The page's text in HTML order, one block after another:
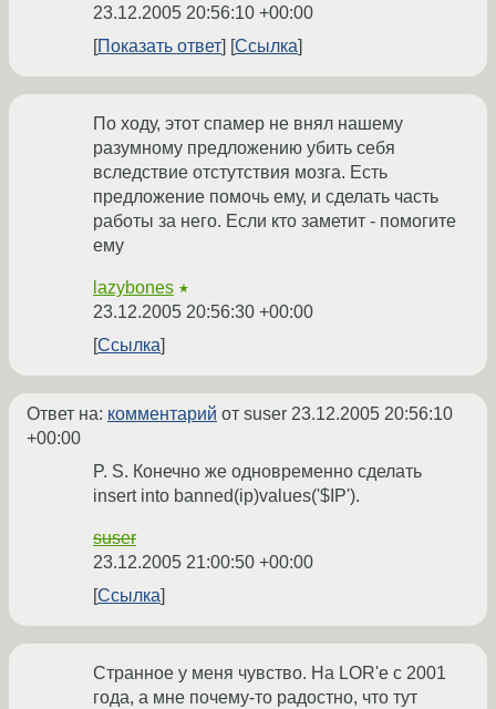
23.12.2005 20:56:10 +00:00
Показать ответ
Ссылка
По ходу, этот спамер не внял нашему
разумному предложению убить себя
вследствие отстутствия мозга. Есть
предложение помочь ему, и сделать часть
работы за него. Если кто заметит - помогите
ему
lazybones ★
23.12.2005 20:56:30 +00:00
Ссылка
Ответ на: комментарий от suser 23.12.2005 20:56:10
+00:00
P. S. Конечно же одновременно сделать
insert into banned(ip)values('$IP').
suser
23.12.2005 21:00:50 +00:00
Ссылка
Странное у меня чувство. На LOR'е с 2001
года, а мне почему-то радостно, что тут